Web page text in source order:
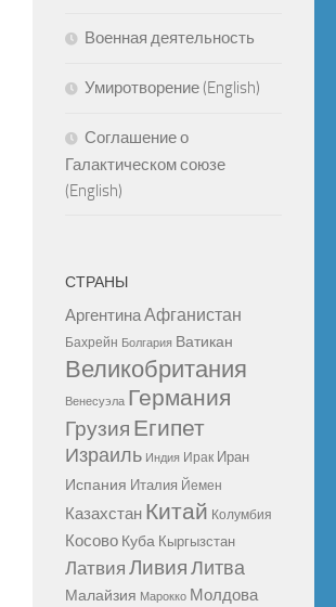
Военная деятельность
Умиротворение (English)
Соглашение о
Галактическом союзе
(English)
СТРАНЫ
АргентинаАфганистан
Бахрейн Болгария Ватикан
Великобритания
Венесуэла Германия
Грузия Египет
Израиль Индия Ирак Иран
Испания Италия Йемен
Казахстан Китай Колумбия
Косово Куба Кыргызстан
Латвия ЛивияЛитва
Малайзия Марокко Молдова